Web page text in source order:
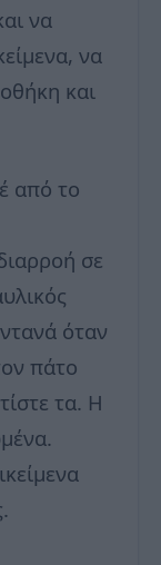
να
να
και
από το
σε
όταν
πάτο
τα. Η